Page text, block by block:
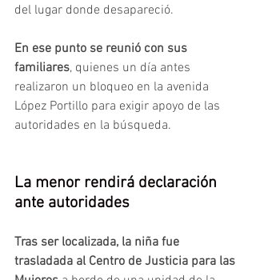
del lugar donde desapareció.
En ese punto se reunió con sus
familiares, quienes un día antes
realizaron un bloqueo en la avenida
López Portillo para exigir apoyo de las
autoridades en la búsqueda.
La menor rendirá declaración
ante autoridades
Tras ser localizada, la niña fue
trasladada al Centro de Justicia para las